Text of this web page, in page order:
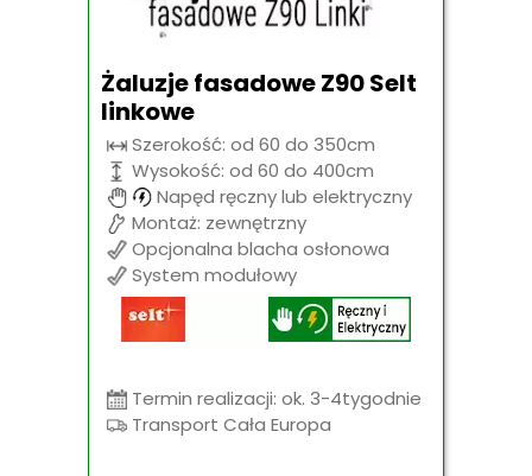
Żaluzje fasadowe Z90 Selt
linkowe
Szerokość: od 60 do 350cm
Wysokość: od 60 do 400cm
Napęd ręczny lub elektryczny
Montaż: zewnętrzny
Opcjonalna blacha osłonowa
System modułowy
Termin realizacji: ok. 3-4tygodnie
Transport Cała Europa